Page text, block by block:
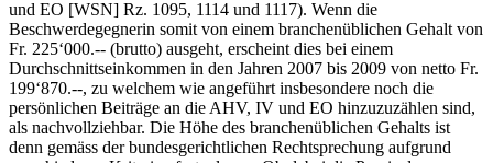
und EO [WSN] Rz. 1095, 1114 und 1117). Wenn die
Beschwerdegegnerin somit von einem branchenüblichen Gehalt von
Fr. 225‘000.-- (brutto) ausgeht, erscheint dies bei einem
Durchschnittseinkommen in den Jahren 2007 bis 2009 von netto Fr.
199‘870.--, zu welchem wie angeführt insbesondere noch die
persönlichen Beiträge an die AHV, IV und EO hinzuzuzählen sind,
als nachvollziehbar. Die Höhe des branchenüblichen Gehalts ist
denn gemäss der bundesgerichtlichen Rechtsprechung aufgrund